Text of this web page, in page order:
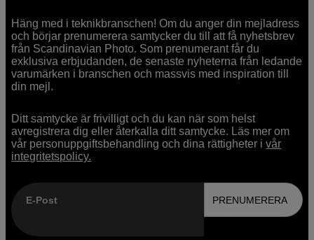
Häng med i teknikbranschen! Om du anger din mejladress
och börjar prenumerera samtycker du till att få nyhetsbrev
från Scandinavian Photo. Som prenumerant får du
exklusiva erbjudanden, de senaste nyheterna från ledande
varumärken i branschen och massvis med inspiration till
din mejl.
Ditt samtycke är frivilligt och du kan när som helst
avregistrera dig eller återkalla ditt samtycke. Läs mer om
vår personuppgiftsbehandling och dina rättigheter ivår
integritetspolicy.
E-Post PRENUMERERA